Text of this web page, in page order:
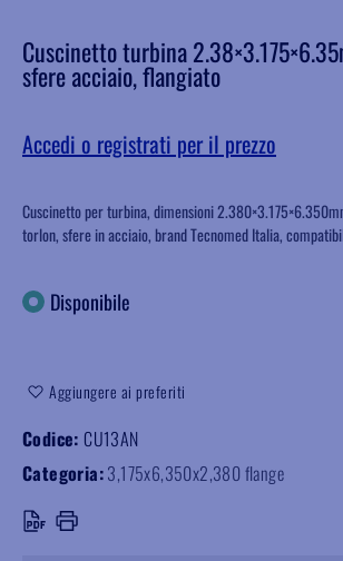
Cuscinetto turbina
sfere acciaio, flangiato
Accedi o registrati per il prezzo
Cuscinetto per turbina, dimensioni
torlon, sfere in acciaio, brand Tecnomed Italia,
Disponibile
Aggiungere ai preferiti
Codice: CU13AN
Categoria:3,175x6,350x2,380 flange